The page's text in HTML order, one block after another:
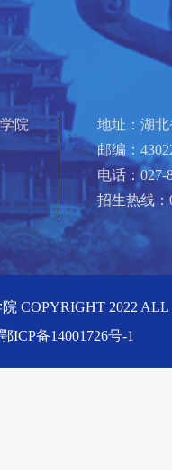
院
地址：湖
邮编：
电话：027-
招生热线：
COPYRIGHT 2022 ALL
ICP备14001726号-1